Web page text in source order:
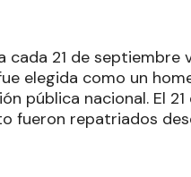
21 de septiembre
elegida como un
pública nacional. El
fueron repatriados